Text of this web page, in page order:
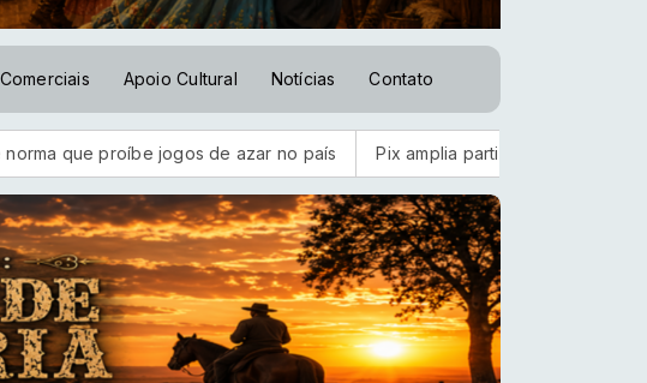
Comerciais Apoio Cultural Notícias Contato
proíbe jogos de azar no país Pix amplia participação nos pagamentos